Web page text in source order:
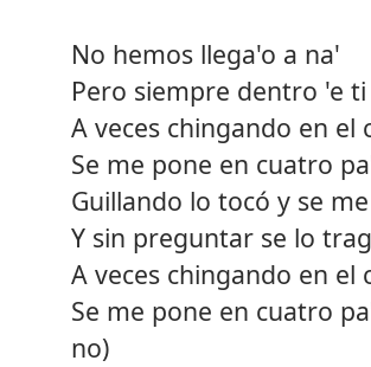
No hemos llega'o a na'
Pero siempre dentro 'e
A veces chingando en el
Se me pone en cuatro
Guillando lo tocó y se
Y sin preguntar se lo
A veces chingando en el
Se me pone en cuatro
no)